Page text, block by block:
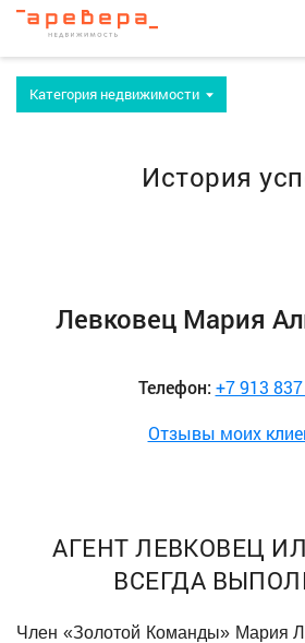
Категория недвижимости
История
Левковец Мария
Телефон: +7 913
Отзывы моих
АГЕНТ ЛЕВКОВЕЦ
ВСЕГДА
Член «Золотой Команды» Мария